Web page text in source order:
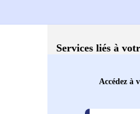
Services liés à
Accédez à